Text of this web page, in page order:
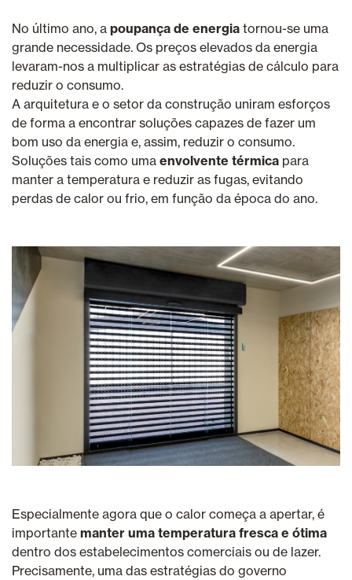
No último ano, a poupança de energia tornou-se uma
grande necessidade. Os preços elevados da energia
levaram-nos a multiplicar as estratégias de cálculo para
reduzir o consumo.
A arquitetura e o setor da construção uniram esforços
de forma a encontrar soluções capazes de fazer um
bom uso da energia e, assim, reduzir o consumo.
Soluções tais como uma envolvente térmica para
manter a temperatura e reduzir as fugas, evitando
perdas de calor ou frio, em função da época do ano.
Especialmente agora que o calor começa a apertar, é
importante manter uma temperatura fresca e ótima
dentro dos estabelecimentos comerciais ou de lazer.
Precisamente, uma das estratégias do governo